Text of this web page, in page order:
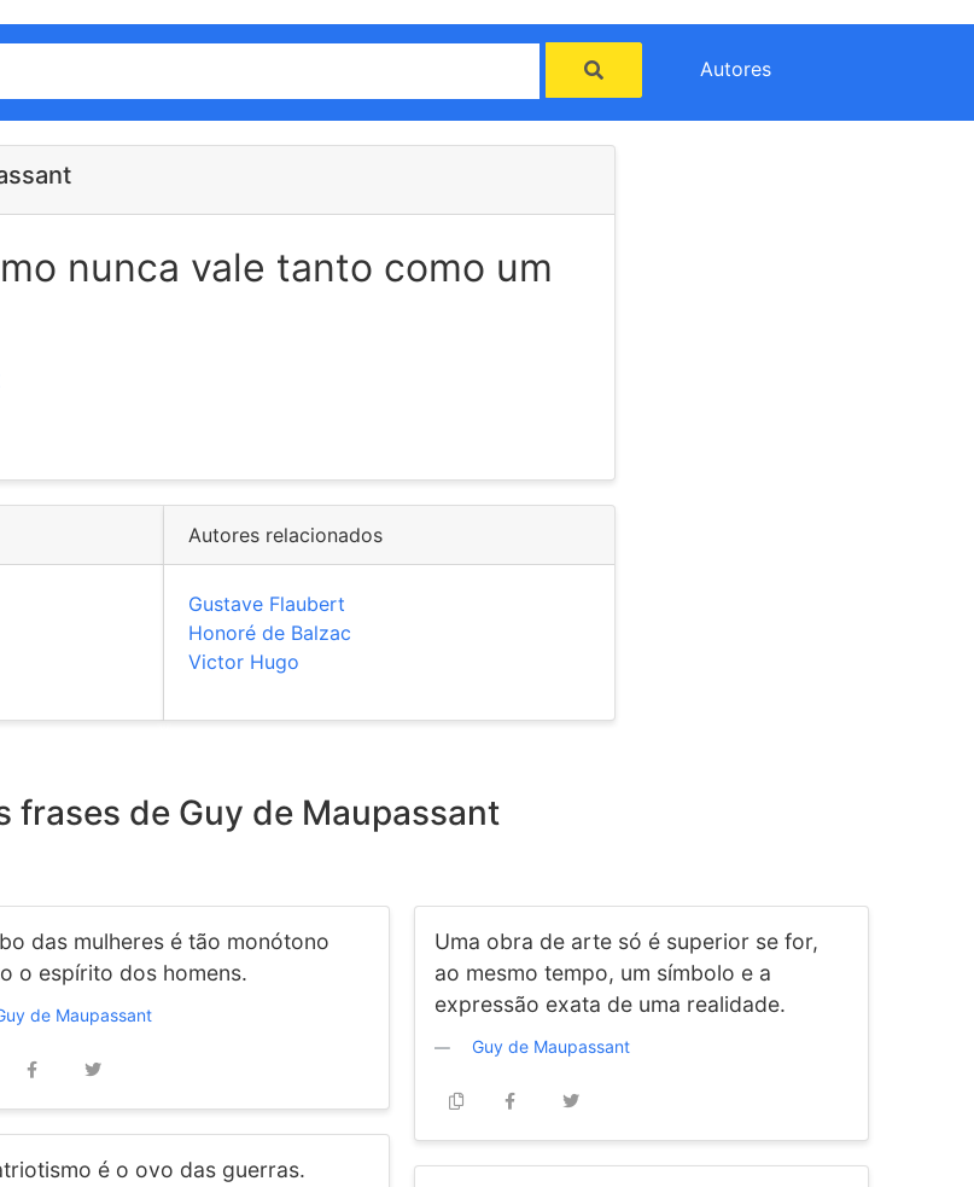
Autores
nunca vale tanto como um
Autores relacionados
Gustave Flaubert
Honoré de Balzac
Victor Hugo
frases de Guy de Maupassant
das mulheres é tão monótono
o espírito dos homens.
de Maupassant
é o ovo das guerras.
Uma obra de arte só é superior se for,
ao mesmo tempo, um símbolo e a
expressão exata de uma realidade.
Guy de Maupassant